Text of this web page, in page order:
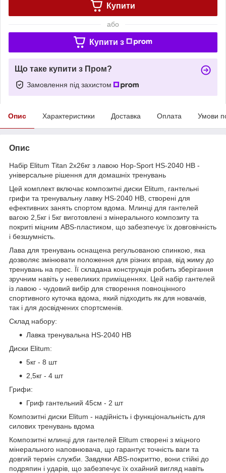
Купити
або
Купити з
Що таке купити з Пром?
Замовлення під захистом
Опис Характеристики Доставка Оплата Умови
Опис
Набір Elitum Titan 2х26кг з лавою Hop-Sport HS-2040 НВ -
універсальне рішення для домашніх тренувань
Цей комплект включає композитні диски Elitum, гантельні
грифи та тренувальну лавку HS-2040 НВ, створені для
ефективних занять спортом вдома. Млинці для гантелей
вагою 2,5кг і 5кг виготовлені з мінерального композиту та
покриті міцним ABS-пластиком, що забезпечує їх довговічність
і безшумність.
Лава для тренувань оснащена регульованою спинкою, яка
дозволяє змінювати положення для різних вправ, від жиму до
тренувань на прес. Її складана конструкція робить зберігання
зручним навіть у невеликих приміщеннях. Цей набір гантелей
із лавою - чудовий вибір для створення повноцінного
спортивного куточка вдома, який підходить як для новачків,
так і для досвідчених спортсменів.
Склад набору:
Лавка тренувальна HS-2040 НВ
Диски Elitum:
5кг - 8 шт
2,5кг - 4 шт
Грифи:
Гриф гантельний 45см - 2 шт
Композитні диски Elitum - надійність і функціональність для
силових тренувань вдома
Композитні млинці для гантелей Elitum створені з міцного
мінерального наповнювача, що гарантує точність ваги та
довгий термін служби. Завдяки ABS-покриттю, вони стійкі до
подряпин і ударів, що забезпечує їх охайний вигляд навіть